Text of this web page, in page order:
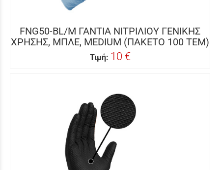
FNG50-BL/M ΓΑΝΤΙΑ ΝΙΤΡΙΛΙΟΥ ΓΕΝΙΚΗΣ
ΧΡΗΣΗΣ, ΜΠΛΕ, MEDIUM (ΠΑΚETO 100 TEM)
Τιμή: 10 €